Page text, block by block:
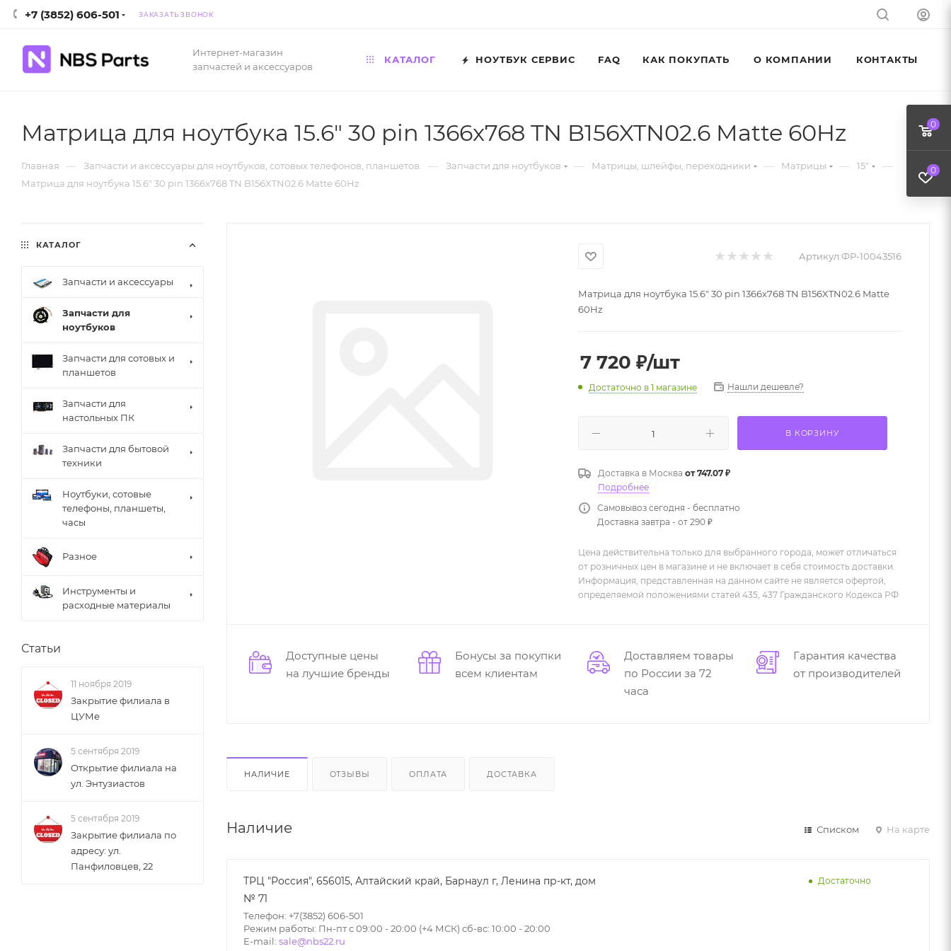
+7 (3852) 606-501 ЗАКАЗАТЬ ЗВОНОК
Интернет-магазин
запчастей и аксессуаров
КАТАЛОГ НОУТБУК СЕРВИС FAQ КАК ПОКУПАТЬ О КОМПАНИИ КОНТАКТЫ
Матрица для ноутбука 15.6" 30 pin 1366x768 TN B156XTN02.6 Matte 60Hz
Главная — Запчасти и аксессуары для ноутбуков, сотовых телефонов, планшетов. — Запчасти для ноутбуков — Матрицы, шлейфы, переходники — Матрицы — 15" —
Матрица для ноутбука 15.6" 30 pin 1366x768 TN B156XTN02.6 Matte 60Hz
Артикул:ФР-10043516
Матрица для ноутбука 15.6" 30 pin 1366x768 TN B156XTN02.6 Matte
60Hz
7 720 ₽/шт
Достаточно в 1 магазине Нашли дешевле?
В КОРЗИНУ
Доставка в Москва от 747.07 ₽
Подробнее
Самовывоз сегодня - бесплатно
Доставка завтра - от 290 ₽
Цена действительна только для выбранного города, может отличаться
от розничных цен в магазине и не включает в себя стоимость доставки.
Информация, представленная на данном сайте не является офертой,
определяемой положениями статей 435, 437 Гражданского Кодекса РФ
Доступные цены
на лучшие бренды
Бонусы за покупки
всем клиентам
Доставляем товары
по России за 72
часа
Гарантия качества
от производителей
НАЛИЧИЕ ОТЗЫВЫ ОПЛАТА ДОСТАВКА
Наличие Списком На карте
ТРЦ "Россия", 656015, Алтайский край, Барнаул г, Ленина пр-кт, дом
№ 71
Телефон: +7(3852) 606-501
Режим работы: Пн-пт с 09:00 - 20:00 (+4 МСК) сб-вс: 10:00 - 20:00
E-mail: sale@nbs22.ru
Достаточно
КАТАЛОГ
Запчасти и аксессуары
Запчасти для
ноутбуков
Запчасти для сотовых и
планшетов
Запчасти для
настольных ПК
Запчасти для бытовой
техники
Ноутбуки, сотовые
телефоны, планшеты,
часы
Разное
Инструменты и
расходные материалы
Статьи
11 ноября 2019
Закрытие филиала в
ЦУМе
5 сентября 2019
Открытие филиала на
ул. Энтузиастов
5 сентября 2019
Закрытие филиала по
адресу: ул.
Панфиловцев, 22
0
0